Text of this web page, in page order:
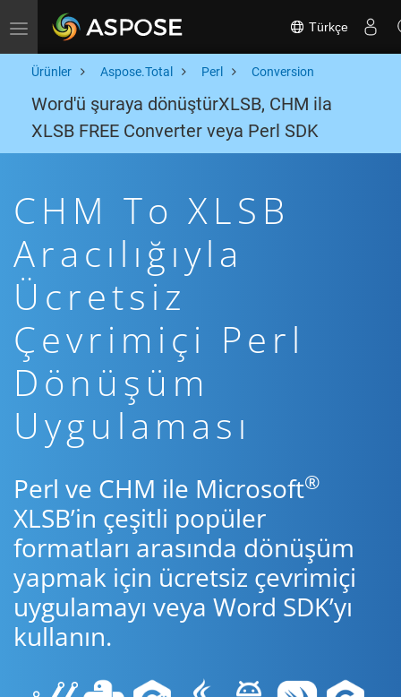
Toggle navigation Türkçe
Ürünler Aspose.Total Perl Conversion
Word'ü şuraya dönüştürXLSB, CHM ila
XLSB FREE Converter veya Perl SDK
CHM To XLSB
Aracılığıyla
Ücretsiz
Çevrimiçi Perl
Dönüşüm
Uygulaması
Perl ve CHM ile Microsoft®
XLSB’in çeşitli popüler
formatları arasında dönüşüm
yapmak için ücretsiz çevrimiçi
uygulamayı veya Word SDK’yı
kullanın.